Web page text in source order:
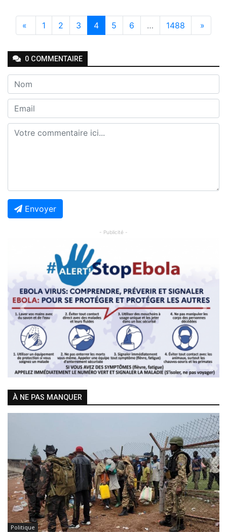
« 1 2 3 4 5 6 … 1488 »
0 COMMENTAIRE
Envoyer
- Publicité -
Previous Next
À NE PAS MANQUER
Politique